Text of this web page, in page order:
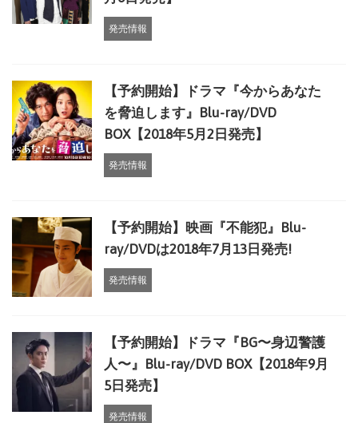
発売情報
【予約開始】ドラマ『今からあなた
を脅迫します』Blu-ray/DVD
BOX【2018年5月2日発売】
発売情報
【予約開始】映画『不能犯』Blu-
ray/DVDは2018年7月13日発売!
発売情報
【予約開始】ドラマ『BG〜身辺警護
人〜』Blu-ray/DVD BOX【2018年9月
5日発売】
発売情報